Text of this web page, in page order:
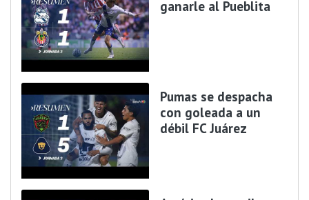
ganarle al Pueblita
Pumas se despacha
con goleada a un
débil FC Juárez